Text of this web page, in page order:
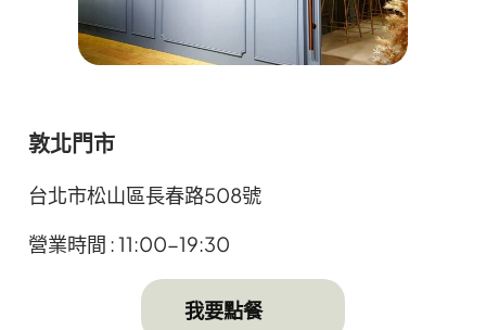
敦北門市
台北市松山區長春路508號
營業時間 : 11:00-19:30
⠀⠀我要點餐